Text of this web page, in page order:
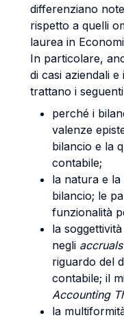
differenziano
rispetto a quelli
laurea in
In particolare,
di casi aziendali
trattano i
perché i
valenze
bilancio e la
contabile;
la natura e la
bilancio; le
funzionalità
la
negli accruals
riguardo del
contabile; il
Accounting
la